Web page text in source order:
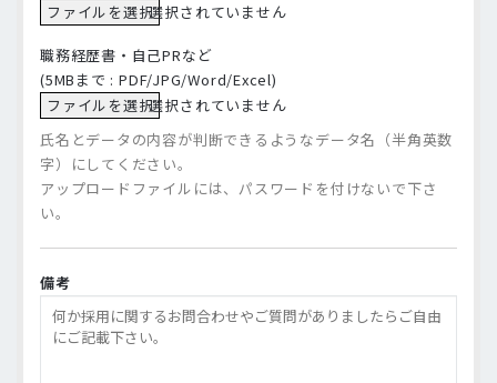
ファイルを選択選択されていません
職務経歴書・自己PRなど
(5MBまで : PDF/JPG/Word/Excel)
ファイルを選択選択されていません
氏名とデータの内容が判断できるようなデータ名（半角英数
字）にしてください。
アップロードファイルには、パスワードを付けないで下さ
い。
備考